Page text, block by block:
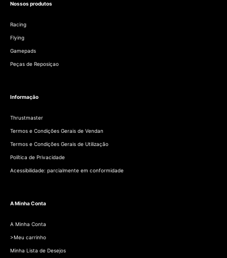
Nossos produtos
Racing
Flying
Gamepads
Peças de Reposiçao
Informação
Thrustmaster
Termos e Condições Gerais de Vendan
Termos e Condições Gerais de Utilização
Política de Privacidade
Acessibilidade: parcialmente em conformidade
A Minha Conta
A Minha Conta
>Meu carrinho
Minha Lista de Desejos